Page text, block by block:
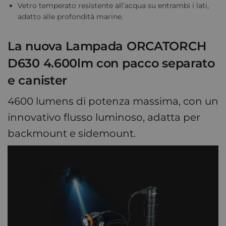
Vetro temperato resistente all’acqua su entrambi i lati,
adatto alle profondità marine.
La nuova Lampada ORCATORCH
D630 4.600lm con pacco separato
e canister
4600 lumens di potenza massima, con un
innovativo flusso luminoso, adatta per
backmount e sidemount.